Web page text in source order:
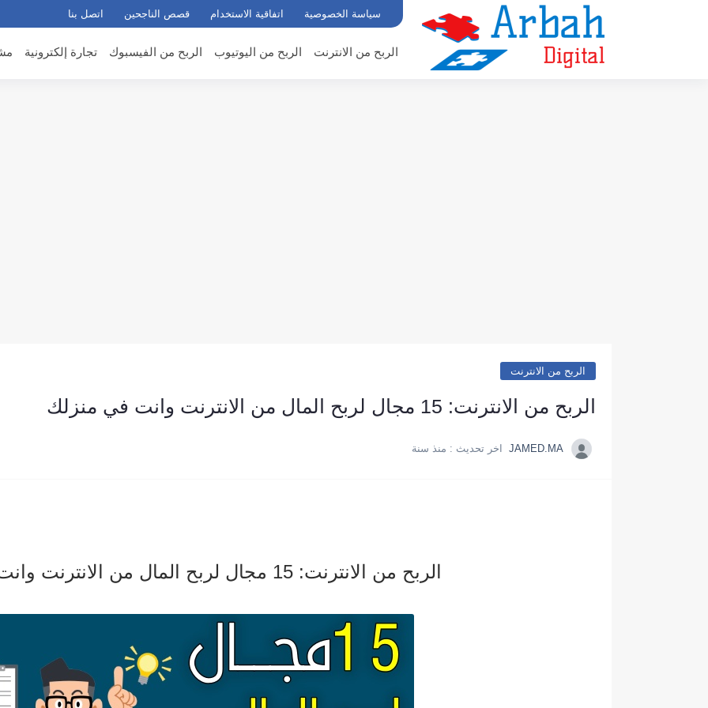
سياسة الخصوصية اتفاقية الاستخدام قصص الناجحين اتصل بنا
الربح من الانترنت الربح من اليوتيوب الربح من الفيسبوك تجارة إلكترونية
الربح من الانترنت
الربح من الانترنت: 15 مجال لربح المال من الانترنت وانت في منزلك
JAMED.MA اخر تحديث : منذ سنة
الربح من الانترنت: 15 مجال لربح المال من الانترنت وانت في منزلك